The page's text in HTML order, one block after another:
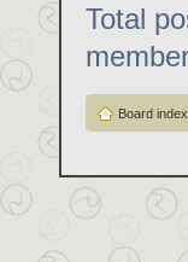
Total
Board index